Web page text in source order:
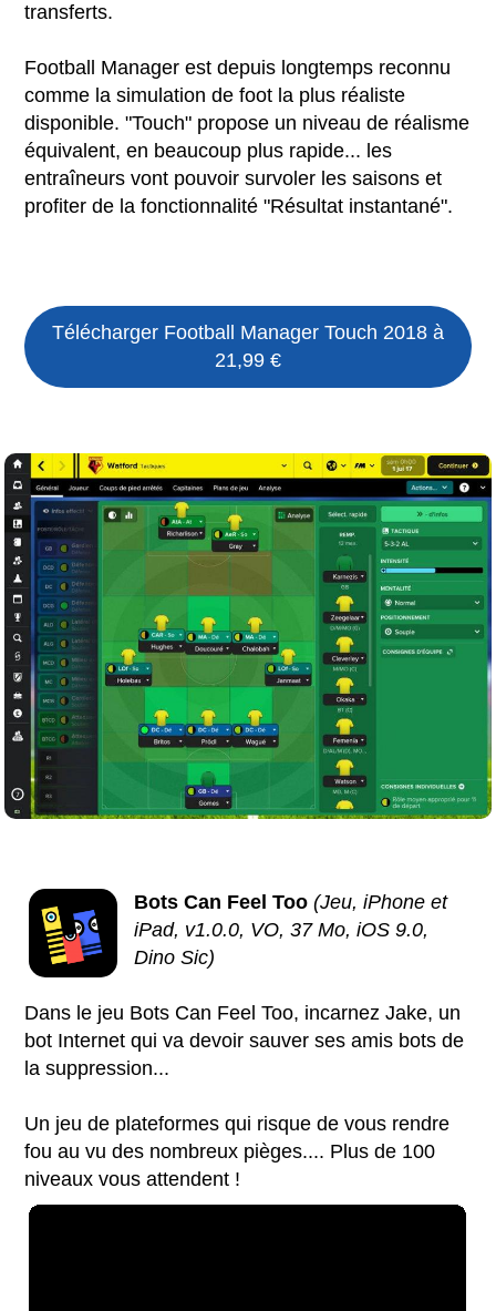
transferts.
Football Manager est depuis longtemps reconnu
comme la simulation de foot la plus réaliste
disponible. "Touch" propose un niveau de réalisme
équivalent, en beaucoup plus rapide... les
entraîneurs vont pouvoir survoler les saisons et
profiter de la fonctionnalité "Résultat instantané".
Télécharger Football Manager Touch 2018 à
21,99 €
Bots Can Feel Too (Jeu, iPhone et
iPad, v1.0.0, VO, 37 Mo, iOS 9.0,
Dino Sic)
Dans le jeu Bots Can Feel Too, incarnez Jake, un
bot Internet qui va devoir sauver ses amis bots de
la suppression...
Un jeu de plateformes qui risque de vous rendre
fou au vu des nombreux pièges.... Plus de 100
niveaux vous attendent !